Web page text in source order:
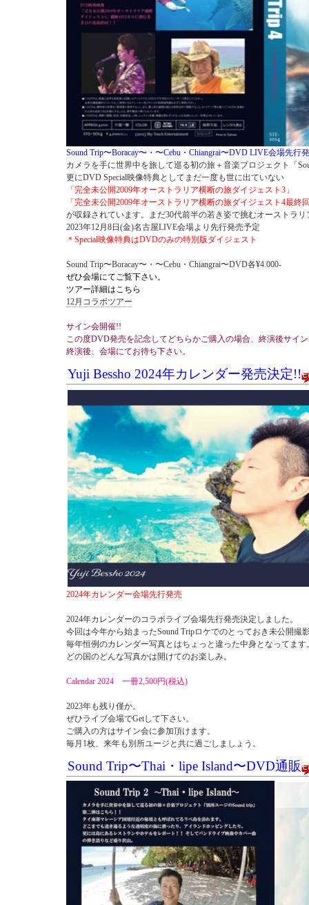
Sound Trip〜Boracay〜・〜Cebu・Chiangrai〜DVD LIVE会場先行
カメラを手に世界中を旅して巡る初の旅＋音楽プロジェクト「
更にDVD Special映像特典としてまだ一度も世に出ていない
「完全未公開2009年オーストラリア横断の旅ダイジェスト3」
「完全未公開2009年オーストラリア横断の旅ダイジェスト4最終
が収録されています。まだ30代前半の若き姿で挑むオーストラ
2023年12月8日(金)名古屋LIVE会場より先行発売予定
＊Special映像特典はDVDのみの特別版ダイジェスト
Sound Trip〜Boracay〜・〜Cebu・Chiangrai〜DVD各¥4.000-
ぜひ会場にてご覧下さい。
ツアー詳細はこちら
12月コラボツアー
サイン会開催!!
この度DVD発売を記念してどちらかご購入の場合、終演後サイ
終演後、会場にてお待ち下さい。
Yuji Bessho 2024年カレンダー発売決定!!
2024年カレンダー会場先行発売
2024年カレンダーのコラボライブ会場先行発売決定しました。
今回は今年から始まったSound Tripロケでのとっておき未公開撮
毎年恒例のカレンダー写真とはちょっと違った中身となってます
どの国のどんな写真かは開けてのお楽しみ。
Calendar 2024 一冊2,500円(税込)
2023年も残り僅か。
ぜひライブ会場でGetして下さい。
ご購入の方はサイン会に参加頂けます。
毎月1枚、来年も別所ユージと共に過ごしましょう。
Sound Trip〜Thai・lipe Island〜DVD通販